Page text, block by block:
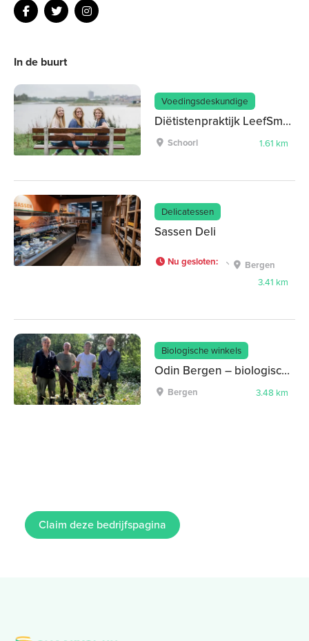
In de buurt
Voedingsdeskundige
Diëtistenpraktijk LeefSmakelijk
Schoorl 1.61 km
Delicatessen
Sassen Deli
Nu gesloten: Bergen
3.41 km
Biologische winkels
Odin Bergen – biologische supermarkt
Bergen 3.48 km
Claim deze bedrijfspagina